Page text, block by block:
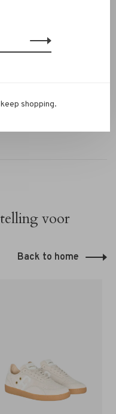
21!
voor
Back to home
shopping.